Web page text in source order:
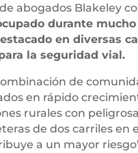
abogados Blakeley
durante
en diversas
la seguridad vial.
de
en rápido
rurales con
de dos carriles en
a un mayor